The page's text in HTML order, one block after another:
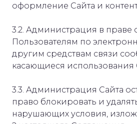
оформление Сайта и
3.2. Администрация в праве
Пользователям по
другим средствам связи
касающиеся использования
3.3. Администрация Сайта
право блокировать и
нарушающих условия,